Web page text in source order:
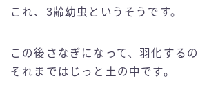
これ、3齢幼虫というそうです。
この後さなぎになって、羽化する
それまではじっと土の中です。